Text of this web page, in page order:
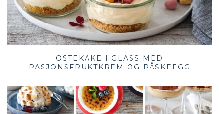
OSTEKAKE I GLASS MED
PASJONSFRUKTKREM OG PÅSKEEGG